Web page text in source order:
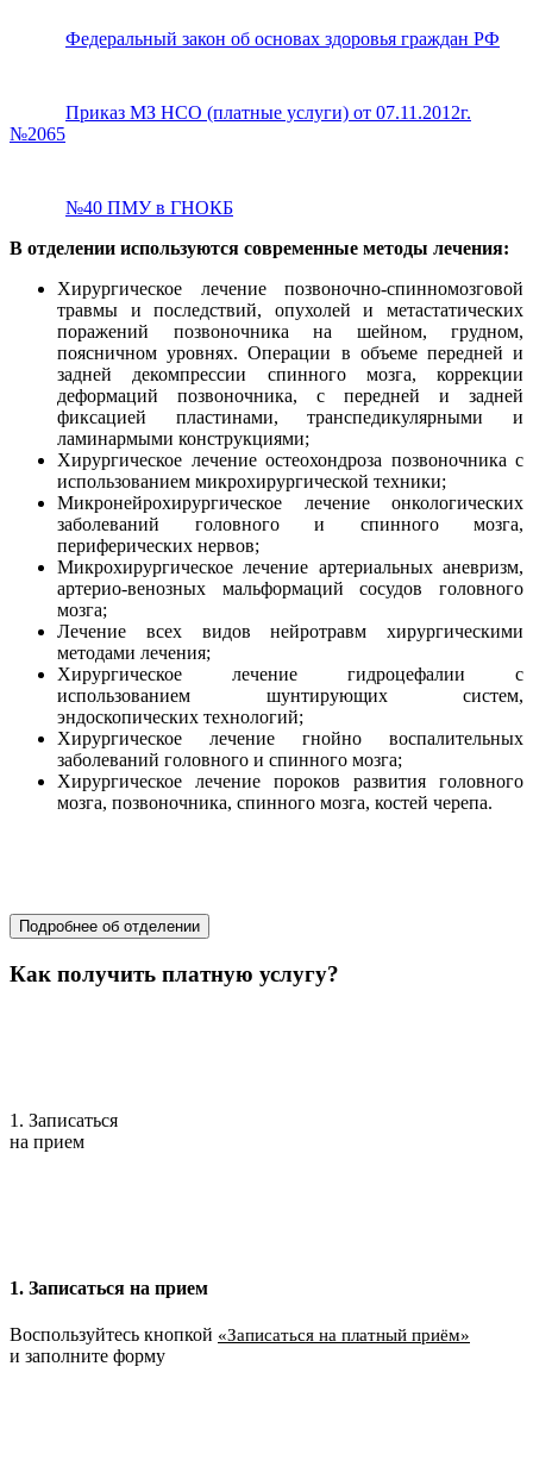
Федеральный закон об основах здоровья граждан РФ
Приказ МЗ НСО (платные услуги) от 07.11.2012г.
№2065
№40 ПМУ в ГНОКБ
В отделении используются современные методы лечения:
Хирургическое лечение позвоночно-спинномозговой
травмы и последствий, опухолей и метастатических
поражений позвоночника на шейном, грудном,
поясничном уровнях. Операции в объеме передней и
задней декомпрессии спинного мозга, коррекции
деформаций позвоночника, с передней и задней
фиксацией пластинами, транспедикулярными и
ламинармыми конструкциями;
Хирургическое лечение остеохондроза позвоночника с
использованием микрохирургической техники;
Микронейрохирургическое лечение онкологических
заболеваний головного и спинного мозга,
периферических нервов;
Микрохирургическое лечение артериальных аневризм,
артерио-венозных мальформаций сосудов головного
мозга;
Лечение всех видов нейротравм хирургическими
методами лечения;
Хирургическое лечение гидроцефалии с
использованием шунтирующих систем,
эндоскопических технологий;
Хирургическое лечение гнойно воспалительных
заболеваний головного и спинного мозга;
Хирургическое лечение пороков развития головного
мозга, позвоночника, спинного мозга, костей черепа.
Подробнее об отделении
Как получить платную услугу?
1. Записаться
на прием
1. Записаться на прием
Воспользуйтесь кнопкой «Записаться на платный приём»
и заполните форму